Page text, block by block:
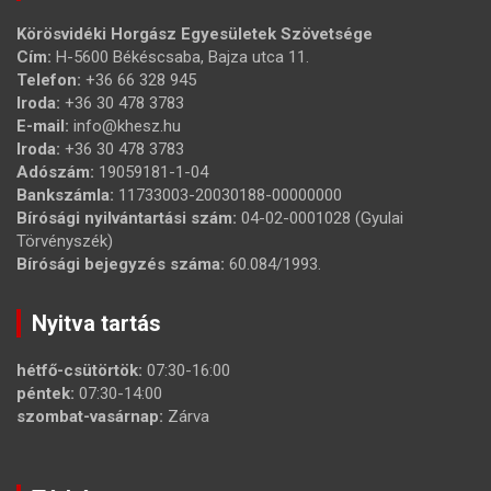
Körösvidéki Horgász Egyesületek Szövetsége
Cím: H-5600 Békéscsaba, Bajza utca 11.
Telefon: +36 66 328 945
Iroda: +36 30 478 3783
E-mail: info@khesz.hu
Iroda: +36 30 478 3783
Adószám: 19059181-1-04
Bankszámla: 11733003-20030188-00000000
Bírósági nyilvántartási szám: 04-02-0001028 (Gyulai
Törvényszék)
Bírósági bejegyzés száma: 60.084/1993.
Nyitva tartás
hétfő-csütörtök: 07:30-16:00
péntek: 07:30-14:00
szombat-vasárnap: Zárva